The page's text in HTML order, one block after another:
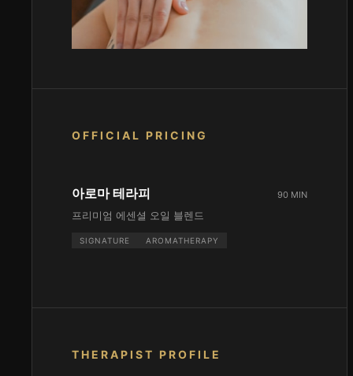
OFFICIAL PRICING
아로마 테라피
프리미엄 에센셜 오일 블렌드
SIGNATURE AROMATHERAPY
90 MIN
THERAPIST PROFILE